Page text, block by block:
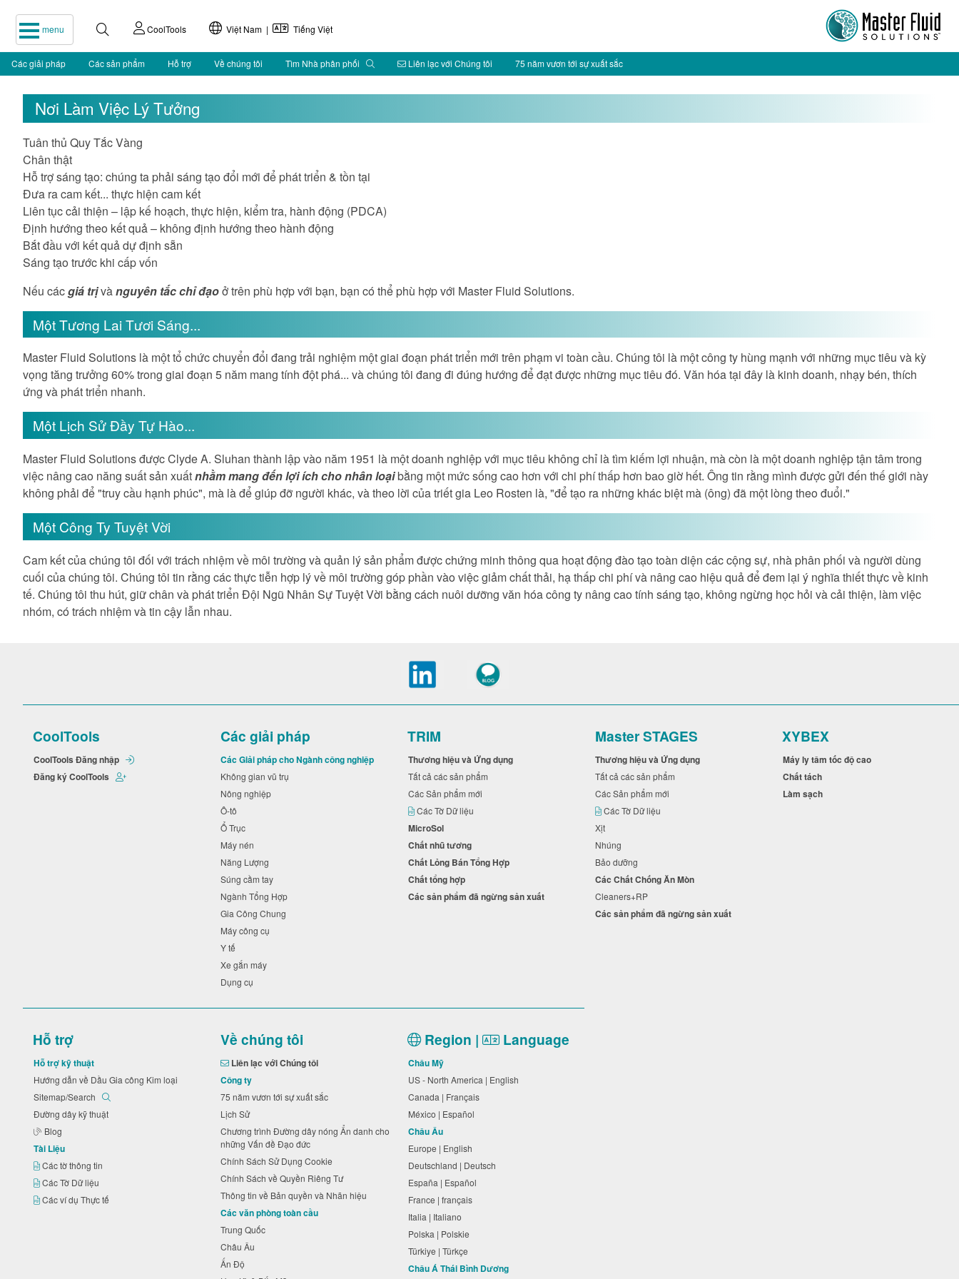
menu CoolTools Việt Nam | Tiếng Việt
Các giải pháp Các sản phẩm Hỗ trợ Về chúng tôi Tìm Nhà phân phối Liên lạc với Chúng tôi 75 năm vươn tới sự xuất sắc
Nơi Làm Việc Lý Tưởng
Tuân thủ Quy Tắc Vàng
Chân thật
Hỗ trợ sáng tạo: chúng ta phải sáng tạo đổi mới để phát triển & tồn tại
Đưa ra cam kết... thực hiện cam kết
Liên tục cải thiện – lập kế hoạch, thực hiện, kiểm tra, hành động (PDCA)
Định hướng theo kết quả – không định hướng theo hành động
Bắt đầu với kết quả dự định sẵn
Sáng tạo trước khi cấp vốn
Nếu cácgiá trịvànguyên tắc chỉ đạoở trên phù hợp với bạn, bạn có thể phù hợp với Master Fluid Solutions.
Một Tương Lai Tươi Sáng...
Master Fluid Solutions là một tổ chức chuyển đổi đang trải nghiệm một giai đoạn phát triển mới trên phạm vi toàn cầu. Chúng tôi là một công ty hùng mạnh với những mục tiêu và kỳ
vọng tăng trưởng 60% trong giai đoạn 5 năm mang tính đột phá... và chúng tôi đang đi đúng hướng để đạt được những mục tiêu đó. Văn hóa tại đây là kinh doanh, nhạy bén, thích
ứng và phát triển nhanh.
Một Lịch Sử Đầy Tự Hào...
Master Fluid Solutions được Clyde A. Sluhan thành lập vào năm 1951 là một doanh nghiệp với mục tiêu không chỉ là tìm kiếm lợi nhuận, mà còn là một doanh nghiệp tận tâm trong
việc nâng cao năng suất sản xuấtnhằm mang đến lợi ích cho nhân loạibằng một mức sống cao hơn với chi phí thấp hơn bao giờ hết. Ông tin rằng mình được gửi đến thế giới này
không phải để "truy cầu hạnh phúc", mà là để giúp đỡ người khác, và theo lời của triết gia Leo Rosten là, "để tạo ra những khác biệt mà (ông) đã một lòng theo đuổi."
Một Công Ty Tuyệt Vời
Cam kết của chúng tôi đối với trách nhiệm về môi trường và quản lý sản phẩm được chứng minh thông qua hoạt động đào tạo toàn diện các cộng sự, nhà phân phối và người dùng
cuối của chúng tôi. Chúng tôi tin rằng các thực tiễn hợp lý về môi trường góp phần vào việc giảm chất thải, hạ thấp chi phí và nâng cao hiệu quả để đem lại ý nghĩa thiết thực về kinh
tế. Chúng tôi thu hút, giữ chân và phát triển Đội Ngũ Nhân Sự Tuyệt Vời bằng cách nuôi dưỡng văn hóa công ty nâng cao tính sáng tạo, không ngừng học hỏi và cải thiện, làm việc
nhóm, có trách nhiệm và tin cậy lẫn nhau.
CoolTools
CoolTools Đăng nhập
Đăng ký CoolTools
Các giải pháp
Các Giải pháp cho Ngành công nghiệp
Không gian vũ trụ
Nông nghiệp
Ô-tô
Ổ Trục
Máy nén
Năng Lượng
Súng cầm tay
Ngành Tổng Hợp
Gia Công Chung
Máy công cụ
Y tế
Xe gắn máy
Dụng cụ
TRIM
Thương hiệu và Ứng dụng
Tất cả các sản phẩm
Các Sản phẩm mới
Các Tờ Dữ liệu
MicroSol
Chất nhũ tương
Chất Lỏng Bán Tổng Hợp
Chất tổng hợp
Các sản phẩm đã ngừng sản xuất
Master STAGES
Thương hiệu và Ứng dụng
Tất cả các sản phẩm
Các Sản phẩm mới
Các Tờ Dữ liệu
Xịt
Nhúng
Bảo dưỡng
Các Chất Chống Ăn Mòn
Cleaners+RP
Các sản phẩm đã ngừng sản xuất
XYBEX
Máy ly tâm tốc độ cao
Chất tách
Làm sạch
Hỗ trợ
Hỗ trợ kỹ thuật
Hướng dẫn về Dầu Gia công Kim loại
Sitemap/Search
Đường dây kỹ thuật
Blog
Tài Liệu
Các tờ thông tin
Các Tờ Dữ liệu
Các ví dụ Thực tế
Về chúng tôi
Liên lạc với Chúng tôi
Công ty
75 năm vươn tới sự xuất sắc
Lịch Sử
Chương trình Đường dây nóng Ẩn danh cho
những Vấn đề Đạo đức
Chính Sách Sử Dụng Cookie
Chính Sách về Quyền Riêng Tư
Thông tin về Bản quyền và Nhãn hiệu
Các văn phòng toàn cầu
Trung Quốc
Châu Âu
Ấn Độ
Region | Language
Châu Mỹ
US - North America | English
Canada | Français
México | Español
Châu Âu
Europe | English
Deutschland | Deutsch
España | Español
France | français
Italia | Italiano
Polska | Polskie
Türkiye | Türkçe
Châu Á Thái Bình Dương